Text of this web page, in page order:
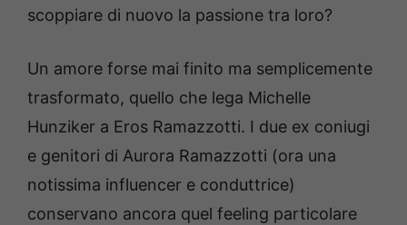
scoppiare di nuovo la passione tra loro?
Un amore forse mai finito ma semplicemente
trasformato, quello che lega Michelle
Hunziker a Eros Ramazzotti. I due ex coniugi
e genitori di Aurora Ramazzotti (ora una
notissima influencer e conduttrice)
conservano ancora quel feeling particolare